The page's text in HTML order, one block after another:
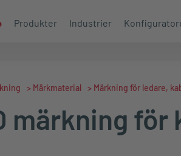
Produkter Industrier
> Märkmaterial > Märkning för ledare,
märkning för